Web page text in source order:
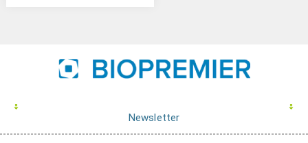
Newsletter